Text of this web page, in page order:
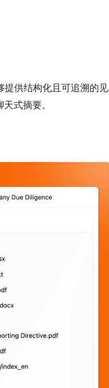
提供结构化且可追溯的见
式摘要。